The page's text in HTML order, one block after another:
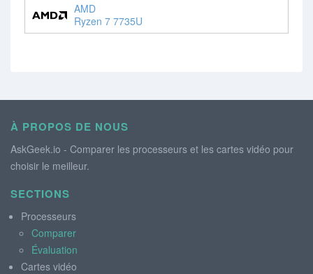
AMD
Ryzen 7 7735U
À PROPOS DE NOUS
AskGeek.io - Comparer les processeurs et les cartes vidéo pour
choisir le meilleur.
SECTIONS
Processeurs
Comparer
Évaluation
Cartes vidéo